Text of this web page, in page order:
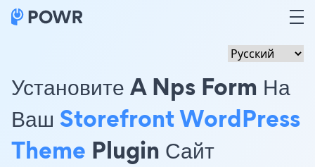
Установите A Nps Form На
Ваш Storefront WordPress
Theme Plugin Сайт